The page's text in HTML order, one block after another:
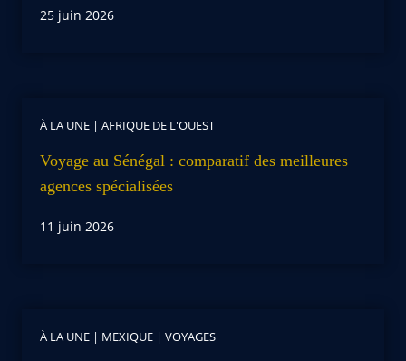
25 juin 2026
À LA UNE | AFRIQUE DE L'OUEST
Voyage au Sénégal : comparatif des meilleures
agences spécialisées
11 juin 2026
À LA UNE | MEXIQUE | VOYAGES